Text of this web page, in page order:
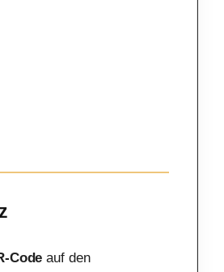
Code auf den